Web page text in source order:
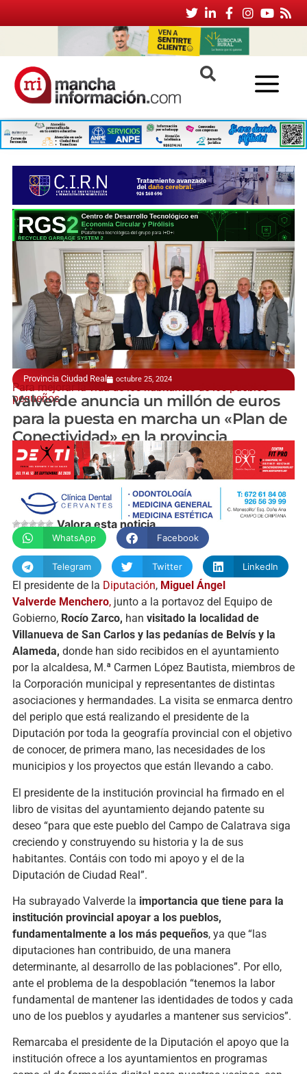
Provincia Ciudad Real octubre 25, 2024
Para mejorar la vida de los habitantes de los pueblos
pequeños
Valverde anuncia un millón de euros
para la puesta en marcha un «Plan de
Conectividad» en la provincia
manchainformacion.com
Valora esta noticia
WhatsApp Facebook
Telegram Twitter LinkedIn
El presidente de la Diputación,Miguel Ángel
ValverdeMenchero,junto a la portavoz del Equipo de
Gobierno, Rocío Zarco, han visitado la localidad de
Villanueva de San Carlos y las pedanías de Belvís y la
Alameda, donde han sido recibidos en el ayuntamiento
por la alcaldesa,M.ª Carmen López Bautista, miembros de
la Corporación municipal y representantes de distintas
asociaciones y hermandades. La visita se enmarca dentro
del periplo que está realizando el presidente de la
Diputación por toda la geografía provincial con el objetivo
de conocer, de primera mano, las necesidades de los
municipios y los proyectos que están llevando a cabo.
El presidente de la institución provincial ha firmado en el
libro de visitas del ayuntamiento dejando patente su
deseo “para que este pueblo del Campo de Calatrava siga
creciendo y construyendo su historia y la de sus
habitantes. Contáis con todo mi apoyo y el de la
Diputación de Ciudad Real”.
Ha subrayado Valverde la importancia que tiene para la
institución provincial apoyar a los pueblos,
fundamentalmente a los más pequeños, ya que “las
diputaciones han contribuido, de una manera
determinante, al desarrollo de las poblaciones”. Por ello,
ante el problema de la despoblación “tenemos la labor
fundamental de mantener las identidades de todos y cada
uno de los pueblos y ayudarles a mantener sus servicios”.
Remarcaba el presidente de la Diputación el apoyo que la
institución ofrece a los ayuntamientos en programas